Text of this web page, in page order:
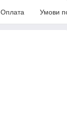
Оплата Умови